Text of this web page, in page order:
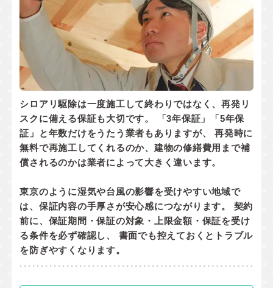
シロアリ駆除は一度施工して終わりではなく、再発リ
スクに備える保証も大切です。 「3年保証」「5年保
証」と年数だけをうたう業者もありますが、 再発時に
無料で再施工してくれるのか、 建物の修繕費用まで補
償されるのかは業者によって大きく違います。
東京のように湿気や台風の影響を受けやすい地域で
は、保証内容の手厚さが安心感につながります。 契約
前に、 保証期間・保証の対象・上限金額・保証を受け
る条件を必ず確認し、 書面でも控えておくとトラブル
を防ぎやすくなります。